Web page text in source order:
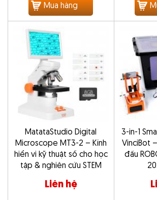
Mua hàng
MatataStudio Digital
Microscope MT3-2 – Kính
hiển vi kỹ thuật số cho học
tập & nghiên cứu STEM
Liên hệ
3-in-1
VinciBot
đấu